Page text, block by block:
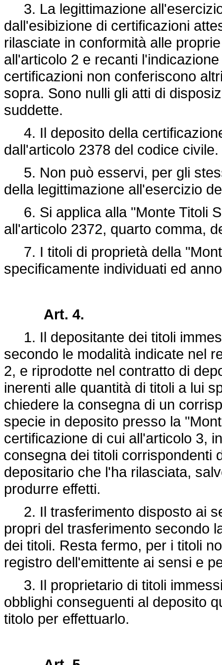
3. La legittimazione
dall'esibizione di certificazioni
rilasciate in conformità alle
all'articolo 2 e recanti
certificazioni non conferiscono
sopra. Sono nulli gli atti di
suddette.
4. Il deposito della
dall'articolo 2378 del codice civile.
5. Non può esservi, per gli
della legittimazione all'esercizio
6. Si applica alla "Monte Titoli
all'articolo 2372, quarto comma,
7. I titoli di proprietà della
specificamente individuati ed
Art. 4.
1. Il depositante dei titoli
secondo le modalità indicate nel
2, e riprodotte nel contratto di
inerenti alle quantità di titoli a lui
chiedere la consegna di un
specie in deposito presso la
certificazione di cui all'articolo 3,
consegna dei titoli corrispondenti
depositario che l'ha rilasciata,
produrre effetti.
2. Il trasferimento disposto ai
propri del trasferimento secondo
dei titoli. Resta fermo, per i titoli
registro dell'emittente ai sensi e
3. Il proprietario di titoli
obblighi conseguenti al deposito
titolo per effettuarlo.